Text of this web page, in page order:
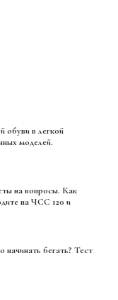
моделей.
на ЧСС 120 и